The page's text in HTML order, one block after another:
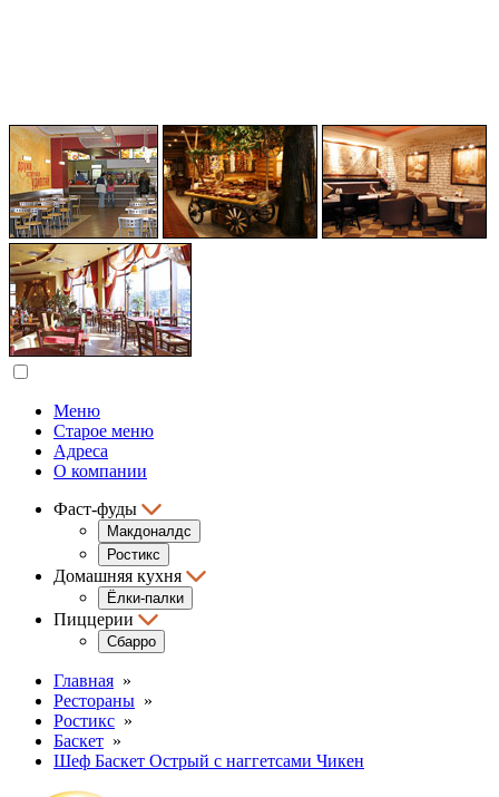
Меню
Старое меню
Адреса
О компании
Фаст-фуды
Макдоналдс
Ростикс
Домашняя кухня
Ёлки-палки
Пиццерии
Сбарро
Главная »
Рестораны »
Ростикс »
Баскет »
Шеф Баскет Острый с наггетсами Чикен